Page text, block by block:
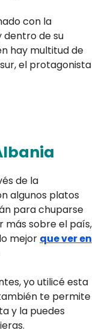
con la
dentro de su
hay multitud de
el protagonista
de la
algunos platos
para chuparse
más sobre el país,
mejor que ver en
yo utilicé esta
te permite
y la puedes